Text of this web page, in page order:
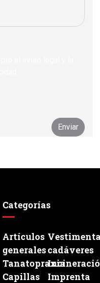
Categorías
Artículos
generalescadáveres
Tanatopraxia
Capillas
Imprenta